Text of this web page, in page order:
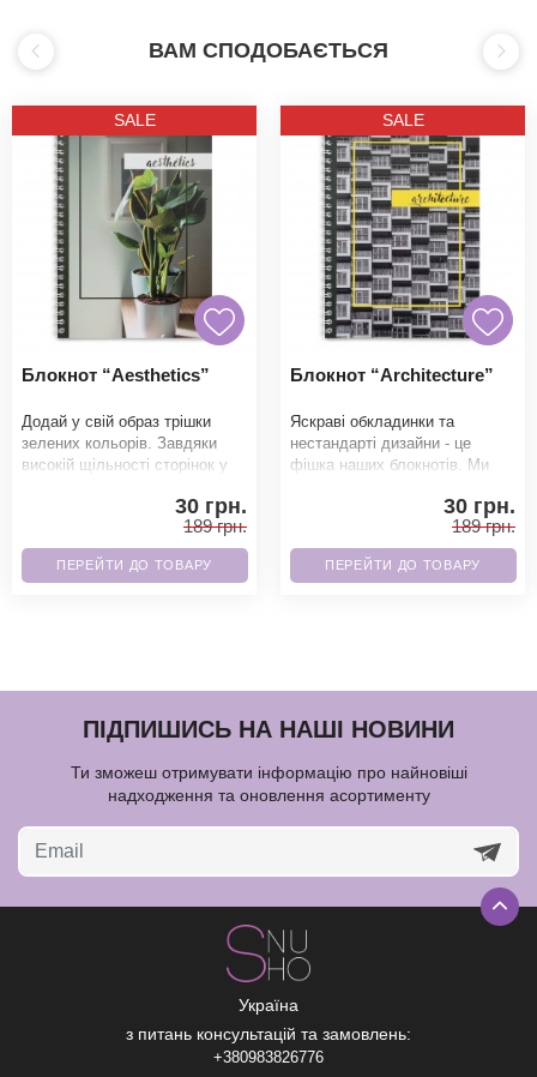
ВАМ СПОДОБАЄТЬСЯ
SALE
Блокнот “Aesthetics”
Додай у свій образ трішки
зелених кольорів. Завдяки
високій щільності сторінок у
30 грн.
189 грн.
ПЕРЕЙТИ ДО ТОВАРУ
SALE
Блокнот “Architecture”
Яскраві обкладинки та
нестандарті дизайни - це
фішка наших блокнотів. Ми
сподобається. Завдяки вис
30 грн.
189 грн.
ПЕРЕЙТИ ДО ТОВАРУ
ПІДПИШИСЬ НА НАШІ НОВИНИ
Ти зможеш отримувати інформацію про найновіші
надходження та оновлення асортименту
Україна
з питань консультацій та замовлень:
+380983826776